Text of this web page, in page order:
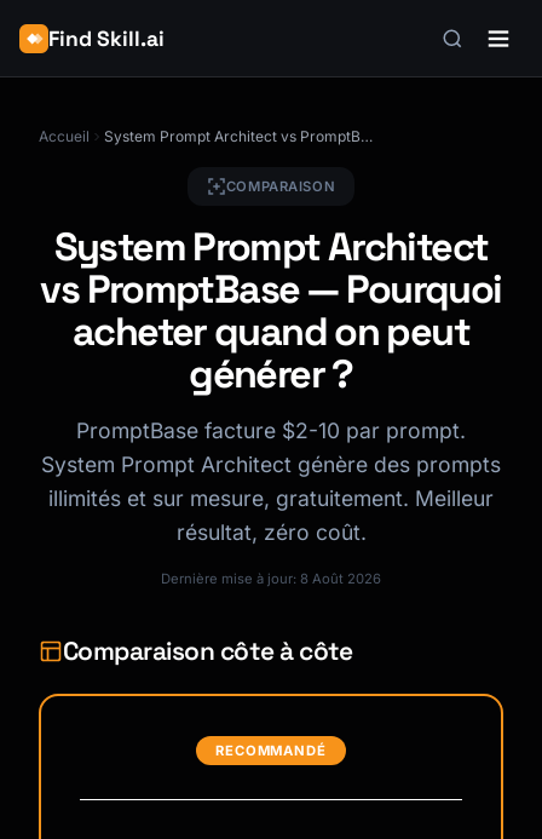
Find Skill.ai
Accueil System Prompt Architect vs PromptBase — Pourquoi acheter quand on peut générer ?
COMPARAISON
System Prompt Architect
vs PromptBase — Pourquoi
acheter quand on peut
générer ?
PromptBase facture $2-10 par prompt.
System Prompt Architect génère des prompts
illimités et sur mesure, gratuitement. Meilleur
résultat, zéro coût.
Dernière mise à jour: 8 Août 2026
Comparaison côte à côte
RECOMMANDÉ